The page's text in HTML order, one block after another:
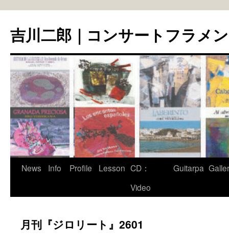
テ
ン
へ
ス
キ
ッ
吉川二郎｜コンサートフラメ
News Info Profile Lesson CD：
Video
Guitarpa
月刊『ジロリート』2601